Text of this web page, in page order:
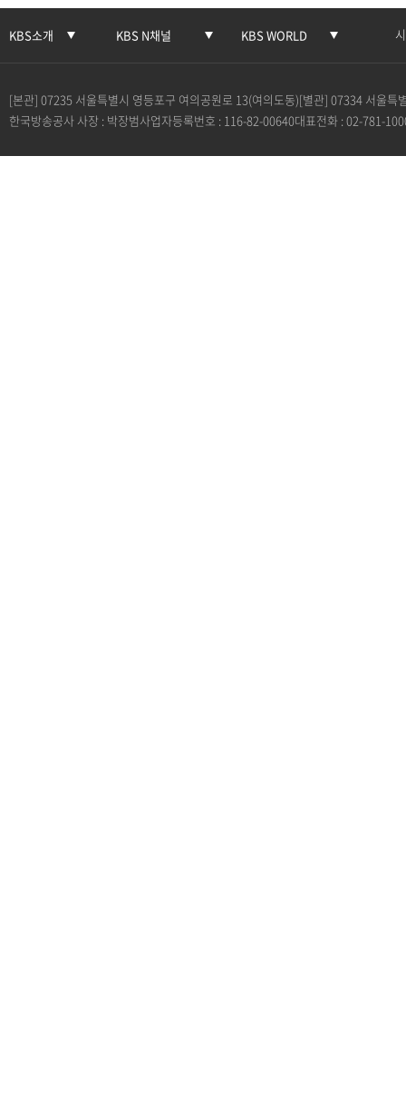
KBS소개 KBS N채널 KBS WORLD
[본관] 07235 서울특별시 영등포구 여의공원로 13(여의도동)[별관] 07334 서울특
한국방송공사 사장 : 박장범사업자등록번호 : 116-82-00640대표전화 : 02-781-